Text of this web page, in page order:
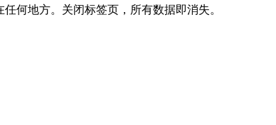
何地方。关闭标签页，所有数据即消失。